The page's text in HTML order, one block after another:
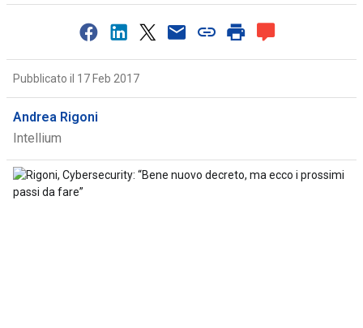
Pubblicato il 17 Feb 2017
Andrea Rigoni
Intellium